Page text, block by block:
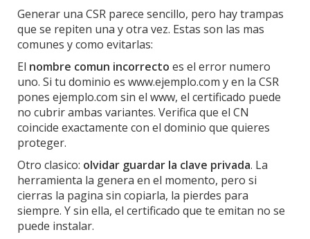
Generar una CSR parece sencillo, pero hay trampas
que se repiten una y otra vez. Estas son las mas
comunes y como evitarlas:
El nombre comun incorrecto es el error numero
uno. Si tu dominio es www.ejemplo.com y en la CSR
pones ejemplo.com sin el www, el certificado puede
no cubrir ambas variantes. Verifica que el CN
coincide exactamente con el dominio que quieres
proteger.
Otro clasico: olvidar guardar la clave privada. La
herramienta la genera en el momento, pero si
cierras la pagina sin copiarla, la pierdes para
siempre. Y sin ella, el certificado que te emitan no se
puede instalar.